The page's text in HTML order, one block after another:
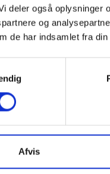
deler også oplysninger
og
de har indsamlet fra
Afvis